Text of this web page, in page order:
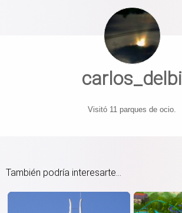
carlos_delbi
Visitó 11 parques de ocio.
También podría interesarte...